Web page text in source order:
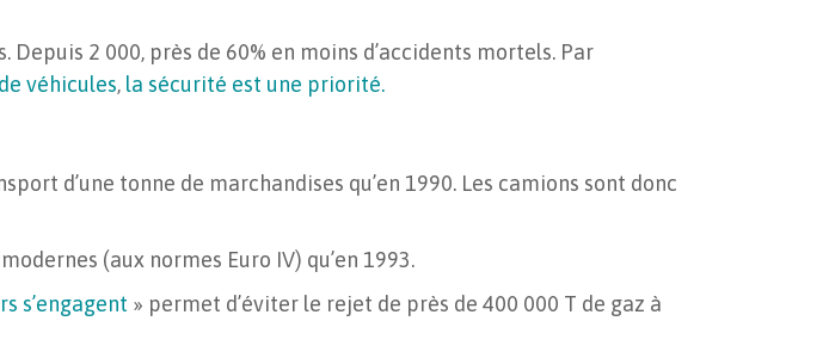
2 000, près de 60% en moins d’accidents mortels. Par
véhicules, la sécurité est une priorité.
d’une tonne de marchandises qu’en 1990. Les camions sont donc
(aux normes Euro IV) qu’en 1993.
s’engagent » permet d’éviter le rejet de près de 400 000 T de gaz à